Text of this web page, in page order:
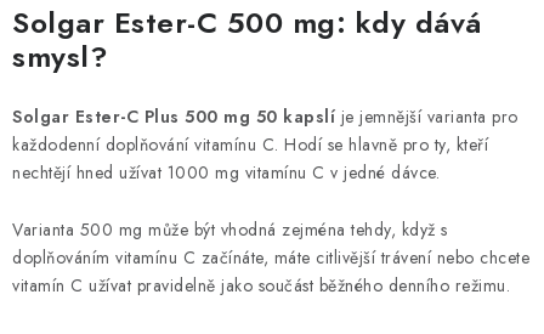
Solgar Ester-C 500 mg: kdy dává
smysl?
Solgar Ester-C Plus 500 mg 50 kapslí je jemnější varianta pro
každodenní doplňování vitamínu C. Hodí se hlavně pro ty, kteří
nechtějí hned užívat 1000 mg vitamínu C v jedné dávce.
Varianta 500 mg může být vhodná zejména tehdy, když s
doplňováním vitamínu C začínáte, máte citlivější trávení nebo chcete
vitamín C užívat pravidelně jako součást běžného denního režimu.